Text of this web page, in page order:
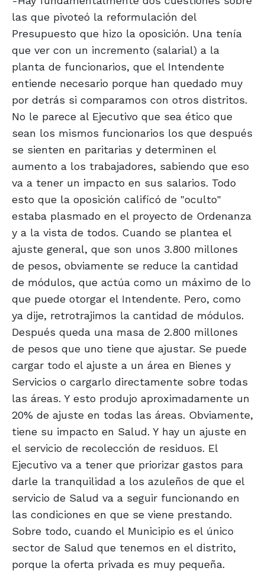
las que pivoteó la reformulación del
Presupuesto que hizo la oposición. Una tenía
que ver con un incremento (salarial) a la
planta de funcionarios, que el Intendente
entiende necesario porque han quedado muy
por detrás si comparamos con otros distritos.
No le parece al Ejecutivo que sea ético que
sean los mismos funcionarios los que después
se sienten en paritarias y determinen el
aumento a los trabajadores, sabiendo que eso
va a tener un impacto en sus salarios. Todo
esto que la oposición calificó de "oculto"
estaba plasmado en el proyecto de Ordenanza
y a la vista de todos. Cuando se plantea el
ajuste general, que son unos 3.800 millones
de pesos, obviamente se reduce la cantidad
de módulos, que actúa como un máximo de lo
que puede otorgar el Intendente. Pero, como
ya dije, retrotrajimos la cantidad de módulos.
Después queda una masa de 2.800 millones
de pesos que uno tiene que ajustar. Se puede
cargar todo el ajuste a un área en Bienes y
Servicios o cargarlo directamente sobre todas
las áreas. Y esto produjo aproximadamente un
20% de ajuste en todas las áreas. Obviamente,
tiene su impacto en Salud. Y hay un ajuste en
el servicio de recolección de residuos. El
Ejecutivo va a tener que priorizar gastos para
darle la tranquilidad a los azuleños de que el
servicio de Salud va a seguir funcionando en
las condiciones en que se viene prestando.
Sobre todo, cuando el Municipio es el único
sector de Salud que tenemos en el distrito,
porque la oferta privada es muy pequeña.